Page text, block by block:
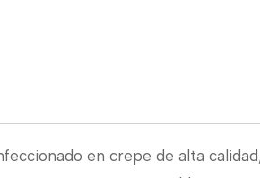
en crepe de alta